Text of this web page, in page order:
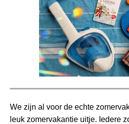
We zijn al voor de echte
leuk zomervakantie uitje. Iedere